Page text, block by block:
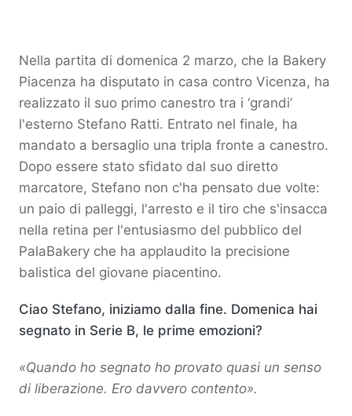
Nella partita di domenica 2 marzo, che la Bakery
Piacenza ha disputato in casa contro Vicenza, ha
realizzato il suo primo canestro tra i ‘grandi’
l'esterno Stefano Ratti. Entrato nel finale, ha
mandato a bersaglio una tripla fronte a canestro.
Dopo essere stato sfidato dal suo diretto
marcatore, Stefano non c'ha pensato due volte:
un paio di palleggi, l'arresto e il tiro che s'insacca
nella retina per l'entusiasmo del pubblico del
PalaBakery che ha applaudito la precisione
balistica del giovane piacentino.
Ciao Stefano, iniziamo dalla fine. Domenica hai
segnato in Serie B, le prime emozioni?
«Quando ho segnato ho provato quasi un senso
di liberazione. Ero davvero contento».